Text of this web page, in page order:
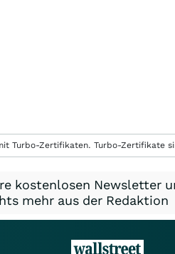
Turbo-Zertifikaten. Turbo-Zertifikate
kostenlosen Newsletter
mehr aus der Redaktion